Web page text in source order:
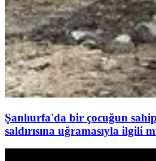
Şanlıurfa'da bir çocuğun
saldırısına uğramasıyla ilgili